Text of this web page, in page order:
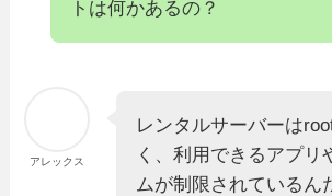
トは何かあるの？
アレックス
レンタルサーバーは
く、利用できるアプリ
ムが制限されているん